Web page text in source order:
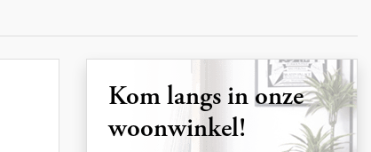
Kom langs in onze
woonwinkel!